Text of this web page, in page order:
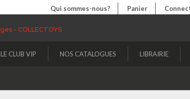
Qui sommes-nous? Panier
LE CLUB VIP NOS CATALOGUES LIBRAIRIE